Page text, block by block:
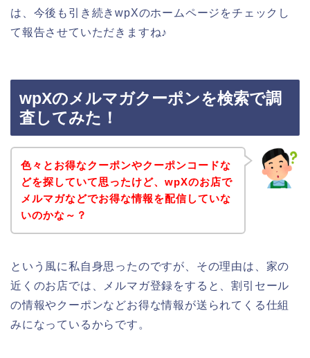
は、今後も引き続きwpXのホームページをチェックし
て報告させていただきますね♪
wpXのメルマガクーポンを検索で調
査してみた！
色々とお得なクーポンやクーポンコードな
どを探していて思ったけど、wpXのお店で
メルマガなどでお得な情報を配信していな
いのかな～？
という風に私自身思ったのですが、その理由は、家の
近くのお店では、メルマガ登録をすると、割引セール
の情報やクーポンなどお得な情報が送られてくる仕組
みになっているからです。